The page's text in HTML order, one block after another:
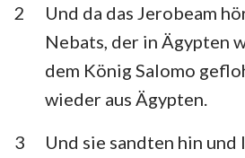
Jesaja
Klagelieder
Daniel
Joel Amos
2
Und da das Jerobeam
Nebats, der in Ägypten
dem König Salomo
wieder aus Ägypten.
3
Und sie sandten hin und